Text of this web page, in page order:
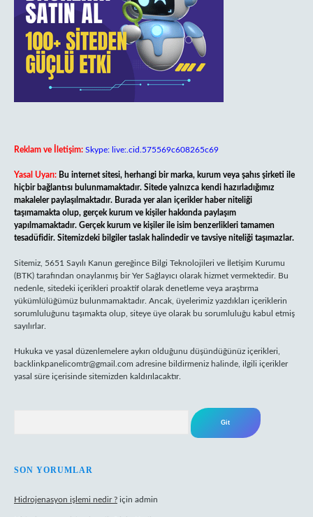
Reklam ve İletişim: Skype: live:.cid.575569c608265c69
Yasal Uyarı: Bu internet sitesi, herhangi bir marka, kurum veya şahıs şirketi ile
hiçbir bağlantısı bulunmamaktadır. Sitede yalnızca kendi hazırladığımız
makaleler paylaşılmaktadır. Burada yer alan içerikler haber niteliği
taşımamakta olup, gerçek kurum ve kişiler hakkında paylaşım
yapılmamaktadır. Gerçek kurum ve kişiler ile isim benzerlikleri tamamen
tesadüfidir. Sitemizdeki bilgiler taslak halindedir ve tavsiye niteliği taşımazlar.
Sitemiz, 5651 Sayılı Kanun gereğince Bilgi Teknolojileri ve İletişim Kurumu
(BTK) tarafından onaylanmış bir Yer Sağlayıcı olarak hizmet vermektedir. Bu
nedenle, sitedeki içerikleri proaktif olarak denetleme veya araştırma
yükümlülüğümüz bulunmamaktadır. Ancak, üyelerimiz yazdıkları içeriklerin
sorumluluğunu taşımakta olup, siteye üye olarak bu sorumluluğu kabul etmiş
sayılırlar.
Hukuka ve yasal düzenlemelere aykırı olduğunu düşündüğünüz içerikleri,
backlinkpanelicomtr@gmail.com adresine bildirmeniz halinde, ilgili içerikler
yasal süre içerisinde sitemizden kaldırılacaktır.
SON YORUMLAR
Hidrojenasyon işlemi nedir ? için admin